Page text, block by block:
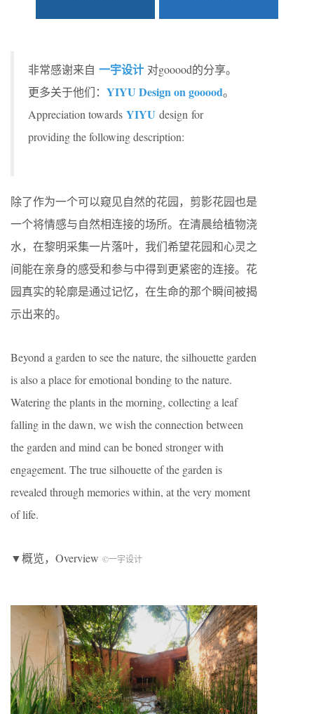
非常感谢来自 一宇设计 对gooood的分享。
更多关于他们： YIYU Design on gooood。
Appreciation towards YIYU design for
providing the following description:
除了作为一个可以窥见自然的花园，剪影花园也是
一个将情感与自然相连接的场所。在清晨给植物浇
水，在黎明采集一片落叶，我们希望花园和心灵之
间能在亲身的感受和参与中得到更紧密的连接。花
园真实的轮廓是通过记忆，在生命的那个瞬间被揭
示出来的。
Beyond a garden to see the nature, the silhouette garden
is also a place for emotional bonding to the nature.
Watering the plants in the morning, collecting a leaf
falling in the dawn, we wish the connection between
the garden and mind can be boned stronger with
engagement. The true silhouette of the garden is
revealed through memories within, at the very moment
of life.
▼概览，Overview ©一宇设计